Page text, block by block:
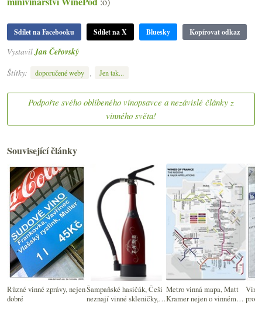
Sdílet na Facebooku Sdílet na X Bluesky Kopírovat odkaz
Vystavil Jan Čeřovský
Štítky:
doporučené weby , Jen tak...
Podpořte svého oblíbeného vínopsavce a nezávislé články z
vinného světa!
Související články
Různé vinné zprávy, nejen
dobré
Šampaňské hasičák, Češi
neznají vinné skleničky,
Metro vinná mapa, Matt
Kramer nejen o vinném
proti